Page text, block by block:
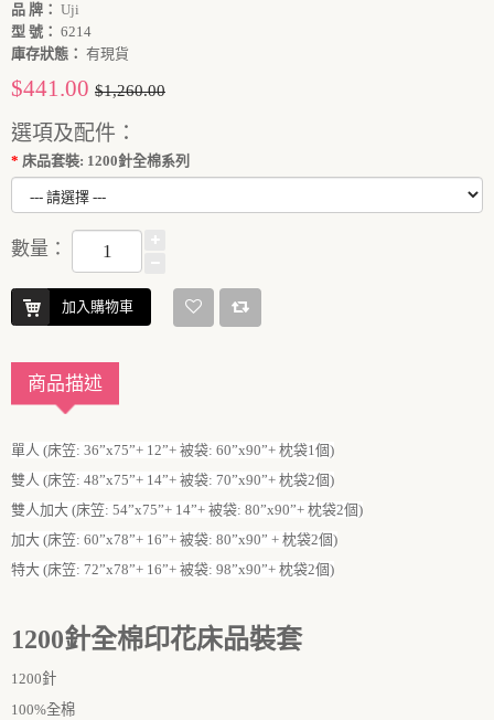
品 牌： Uji
型 號： 6214
庫存狀態： 有現貨
$441.00 $1,260.00
選項及配件：
床品套裝: 1200針全棉系列
數量：
加入購物車
商品描述
單人 (床笠: 36”x75”+ 12”+ 被袋: 60”x90”+ 枕袋1個)
雙人 (床笠: 48”x75”+ 14”+ 被袋: 70”x90”+ 枕袋2個)
雙人加大 (床笠: 54”x75”+ 14”+ 被袋: 80”x90”+ 枕袋2個)
加大 (床笠: 60”x78”+ 16”+ 被袋: 80”x90” + 枕袋2個)
特大 (床笠: 72”x78”+ 16”+ 被袋: 98”x90”+ 枕袋2個)
1200針全棉印花床品裝套
1200針
100%全棉